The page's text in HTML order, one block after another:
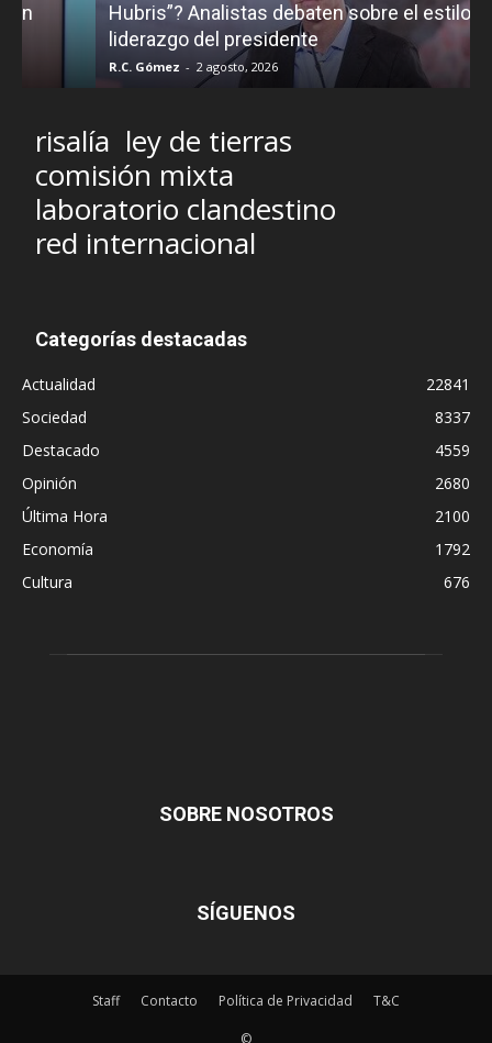
Hubris”? Analistas debaten sobre el estilo de
liderazgo del presidente
- 2 agosto, 2026
risalía ley de tierras
comisión mixta
laboratorio clandestino
red internacional
Categorías destacadas
Actualidad
22841
Sociedad
8337
Destacado
4559
Opinión
2680
Última Hora
2100
Economía
1792
Cultura
676
SOBRE NOSOTROS
SÍGUENOS
Staff Contacto Política de Privacidad T&C
©